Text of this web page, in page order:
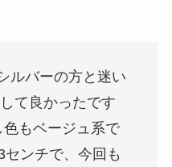
ルバーの方と迷い
て良かったです
色もベージュ系で
ンチで、今回も